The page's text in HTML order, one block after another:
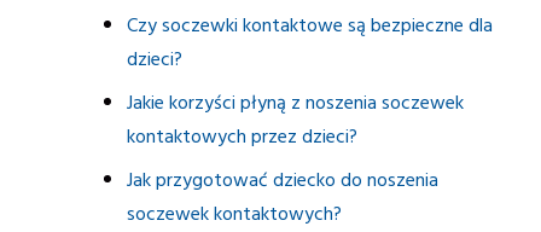
Czy soczewki kontaktowe są bezpieczne dla
dzieci?
Jakie korzyści płyną z noszenia soczewek
kontaktowych przez dzieci?
Jak przygotować dziecko do noszenia
soczewek kontaktowych?